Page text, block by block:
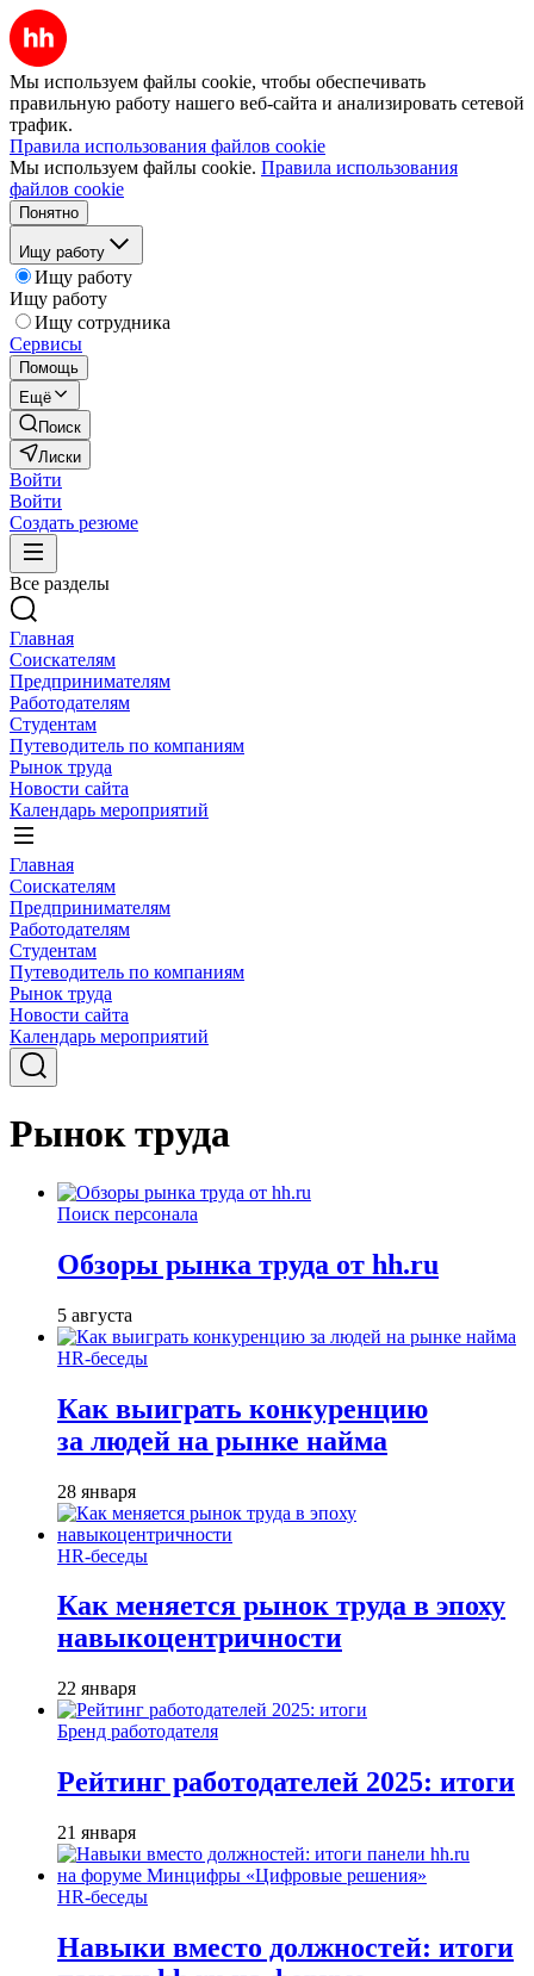
Мы используем файлы cookie, чтобы обеспечивать
правильную работу нашего веб-сайта и анализировать сетевой
трафик.
Правила использования файлов cookie
Мы используем файлы cookie. Правила использования
файлов cookie
Понятно
Ищу работу
Ищу работу
Ищу работу
Ищу сотрудника
Сервисы
Помощь
Ещё
Поиск
Лиски
Войти
Войти
Создать резюме
Все разделы
Главная
Соискателям
Предпринимателям
Работодателям
Студентам
Путеводитель по компаниям
Рынок труда
Новости сайта
Календарь мероприятий
Главная
Соискателям
Предпринимателям
Работодателям
Студентам
Путеводитель по компаниям
Рынок труда
Новости сайта
Календарь мероприятий
Рынок труда
Поиск персонала
Обзоры рынка труда от hh.ru
5 августа
HR-беседы
Как выиграть конкуренцию
за людей на рынке найма
28 января
HR-беседы
Как меняется рынок труда в эпоху
навыкоцентричности
22 января
Бренд работодателя
Рейтинг работодателей 2025: итоги
21 января
HR-беседы
Навыки вместо должностей: итоги